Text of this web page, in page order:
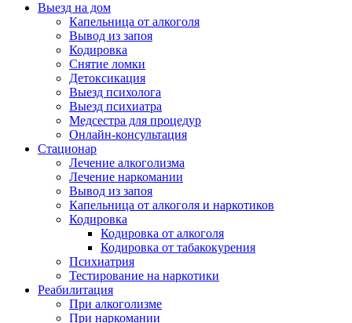
Выезд на дом
Капельница от алкоголя
Вывод из запоя
Кодировка
Снятие ломки
Детоксикация
Выезд психолога
Выезд психиатра
Медсестра для процедур
Онлайн-консультация
Стационар
Лечение алкоголизма
Лечение наркомании
Вывод из запоя
Капельница от алкоголя и наркотиков
Кодировка
Кодировка от алкоголя
Кодировка от табакокурения
Психиатрия
Тестирование на наркотики
Реабилитация
При алкоголизме
При наркомании